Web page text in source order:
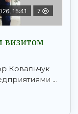
15:41 7
визитом
Ковальчук
...